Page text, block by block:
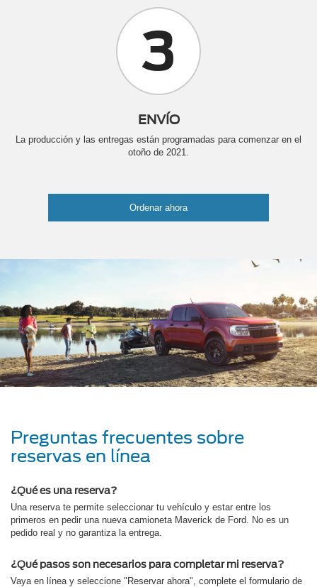
3
ENVÍO
La producción y las entregas están programadas para comenzar en el
otoño de 2021.
Ordenar ahora
Preguntas frecuentes sobre
reservas en línea
¿Qué es una reserva?
Una reserva te permite seleccionar tu vehículo y estar entre los
primeros en pedir una nueva camioneta Maverick de Ford. No es un
pedido real y no garantiza la entrega.
¿Qué pasos son necesarios para completar mi reserva?
Vaya en línea y seleccione "Reservar ahora", complete el formulario de